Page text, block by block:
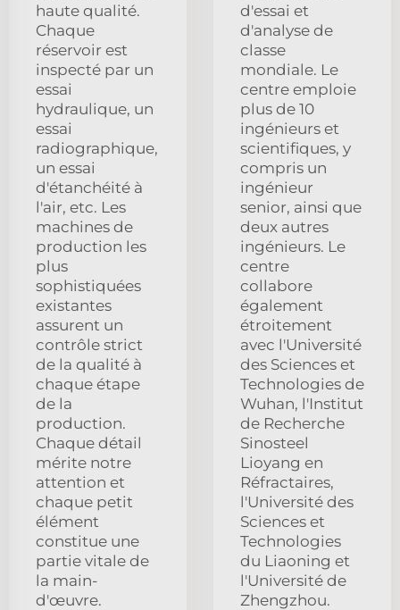
haute qualité.
Chaque
réservoir est
inspecté par un
essai
hydraulique, un
essai
radiographique,
un essai
d'étanchéité à
l'air, etc. Les
machines de
production les
plus
sophistiquées
existantes
assurent un
contrôle strict
de la qualité à
chaque étape
de la
production.
Chaque détail
mérite notre
attention et
chaque petit
élément
constitue une
partie vitale de
la main-
d'œuvre.
d'essai et
d'analyse de
classe
mondiale. Le
centre emploie
plus de 10
ingénieurs et
scientifiques, y
compris un
ingénieur
senior, ainsi que
deux autres
ingénieurs. Le
centre
collabore
également
étroitement
avec l'Université
des Sciences et
Technologies de
Wuhan, l'Institut
de Recherche
Sinosteel
Lioyang en
Réfractaires,
l'Université des
Sciences et
Technologies
du Liaoning et
l'Université de
Zhengzhou.